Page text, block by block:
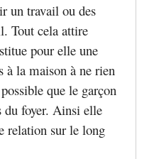
un travail ou des
Tout cela attire
pour elle une
à la maison à ne rien
que le garçon
du foyer. Ainsi elle
relation sur le long